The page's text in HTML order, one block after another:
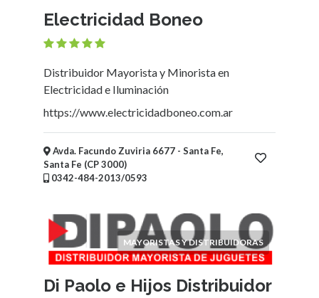
Electricidad
Iluminación
Comidas
Bebidas
Mueblerías
Hoteles
Asociaciones
Entidades
intermedias
Bicicleterías
Florerías
Fábricas
Electricidad Boneo
Distribuidor Mayorista y Minorista en
Electricidad e Iluminación
https://www.electricidadboneo.com.ar
Avda. Facundo Zuviria 6677 - Santa Fe,
Santa Fe (CP 3000)
0342-484-2013/0593
MAYORISTAS Y DISTRIBUIDORAS
Di Paolo e Hijos Distribuidor